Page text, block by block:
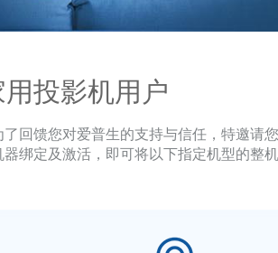
投影机用户
回馈您对爱普生的支持与信任，特邀
绑定及激活，即可将以下指定机型的整